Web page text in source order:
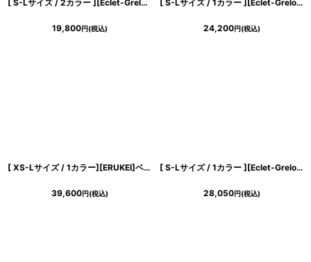
[ S-Lサイズ / 2カラー ][Éclet-Grelot by RiNFARRE] 花柄・キャミソール・スカーフ・スリップ・マキシ丈・タイト・ロングドレス・ワンピース・エクラグレロ [奈月セナ・薗田杏奈着用][送料無料]
19,800円(税込)
[ S-Lサイズ / 1カラー ][Eclet-Grelot by RiNFARRE]グリーン・切替・アシンメトリー・ベア・シフォン・ノースリーブ・ロングドレス・エクラグレロ [薗田杏奈着用][送料無料]
24,200円(税込)
[ XS-Lサイズ / 1カラー][ERUKEI]ベア・総レース・スピンドル・タイト・ロングドレス[送料無料]
39,600円(税込)
[ S-Lサイズ / 1カラー ][Eclet-Grelot by RiNFARRE]アイボリー・総レース・フレア・ホルター・ノースリーブ・ミモレ丈・ロングドレス・ワンピース・エクラグレロ [奈月セナ着用][送料無料]
28,050円(税込)